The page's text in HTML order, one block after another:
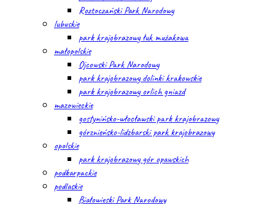
Roztoczański Park Narodowy
lubuskie
park krajobrazowy łuk mużakowa
małopolskie
Ojcowski Park Narodowy
park krajobrazowy dolinki krakowskie
park krajobrazowy orlich gniazd
mazowieckie
gostynińsko-włocławski park krajobrazowy
górznieńsko-lidzbarski park krajobrazowy
opolskie
park krajobrazowy gór opawskich
podkarpackie
podlaskie
Białowieski Park Narodowy